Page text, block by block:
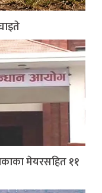
मेयरसहित ११